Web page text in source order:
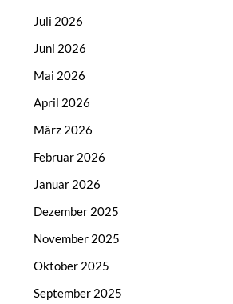
Juli 2026
Juni 2026
Mai 2026
April 2026
März 2026
Februar 2026
Januar 2026
Dezember 2025
November 2025
Oktober 2025
September 2025